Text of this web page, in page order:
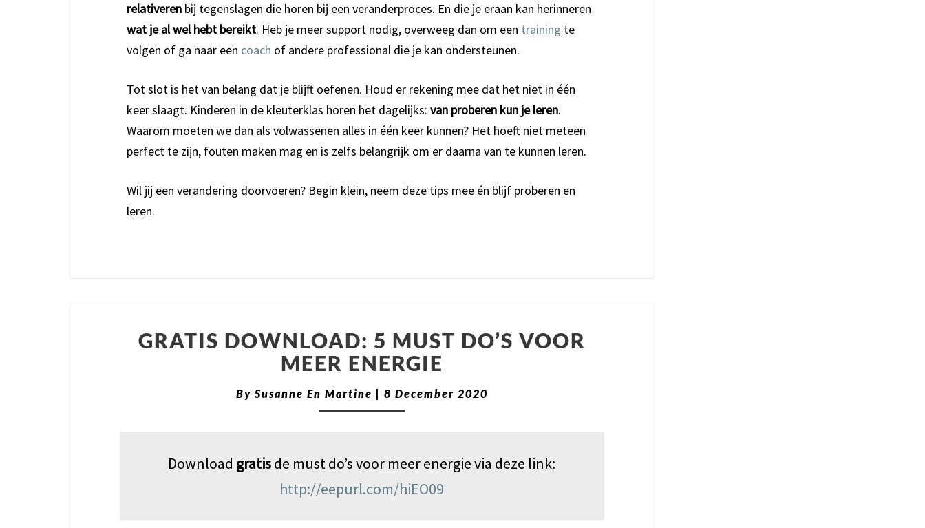
relativeren bij tegenslagen die horen bij een veranderproces. En die je eraan kan herinneren
wat je al wel hebt bereikt. Heb je meer support nodig, overweeg dan om een training te
volgen of ga naar een coach of andere professional die je kan ondersteunen.
Tot slot is het van belang dat je blijft oefenen. Houd er rekening mee dat het niet in één
keer slaagt. Kinderen in de kleuterklas horen het dagelijks: van proberen kun je leren.
Waarom moeten we dan als volwassenen alles in één keer kunnen? Het hoeft niet meteen
perfect te zijn, fouten maken mag en is zelfs belangrijk om er daarna van te kunnen leren.
Wil jij een verandering doorvoeren? Begin klein, neem deze tips mee én blijf proberen en
leren.
GRATIS DOWNLOAD: 5 MUST DO’S VOOR
MEER ENERGIE
By Susanne En Martine | 8 December 2020
Download gratisde must do’s voor meer energie via deze link:
http://eepurl.com/hiEO09